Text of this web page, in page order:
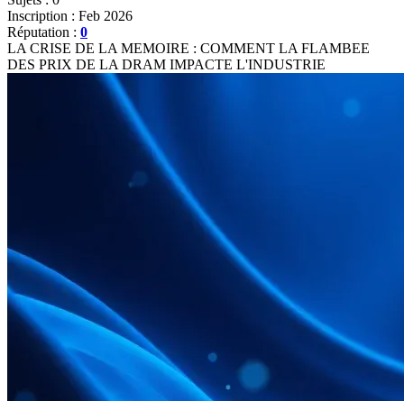
Inscription : Feb 2026
Réputation : 0
LA CRISE DE LA MEMOIRE : COMMENT LA FLAMBEE
DES PRIX DE LA DRAM IMPACTE L'INDUSTRIE